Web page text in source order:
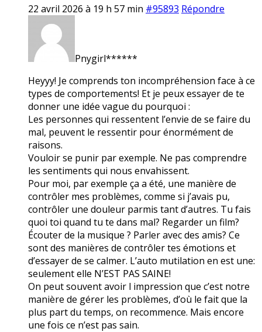
22 avril 2026 à 19 h 57 min #95893 Répondre
Pnygirl******
Heyyy! Je comprends ton incompréhension face à ce
types de comportements! Et je peux essayer de te
donner une idée vague du pourquoi :
Les personnes qui ressentent l’envie de se faire du
mal, peuvent le ressentir pour énormément de
raisons.
Vouloir se punir par exemple. Ne pas comprendre
les sentiments qui nous envahissent.
Pour moi, par exemple ça a été, une manière de
contrôler mes problèmes, comme si j’avais pu,
contrôler une douleur parmis tant d’autres. Tu fais
quoi toi quand tu te dans mal? Regarder un film?
Écouter de la musique ? Parler avec des amis? Ce
sont des manières de contrôler tes émotions et
d’essayer de se calmer. L’auto mutilation en est une:
seulement elle N’EST PAS SAINE!
On peut souvent avoir l impression que c’est notre
manière de gérer les problèmes, d’où le fait que la
plus part du temps, on recommence. Mais encore
une fois ce n’est pas sain.